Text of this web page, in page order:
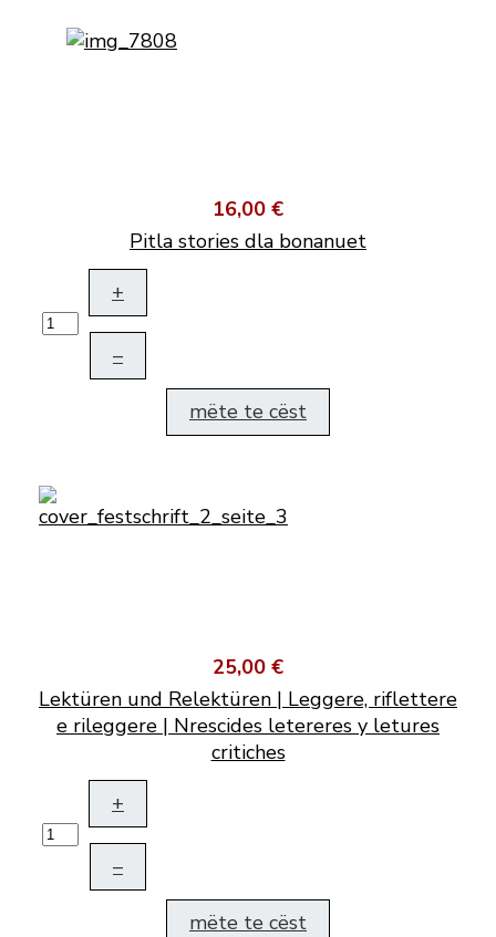
16,00 €
Pitla stories dla bonanuet
+
–
mëte te cëst
25,00 €
Lektüren und Relektüren | Leggere, riflettere
e rileggere | Nrescides letereres y letures
critiches
+
–
mëte te cëst